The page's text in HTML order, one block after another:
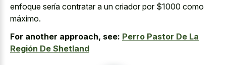
enfoque sería contratar a un criador por $1000 como
máximo.
For another approach, see: Perro Pastor De La
Región De Shetland